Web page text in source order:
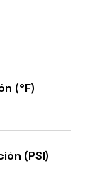
(°F)
(PSI)